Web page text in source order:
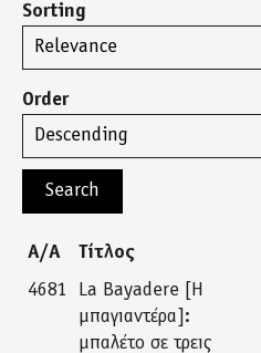
Sorting
Order
Α/Α Τίτλος
4681
La Bayadere [Η
μπαγιαντέρα]:
μπαλέτο σε τρεις